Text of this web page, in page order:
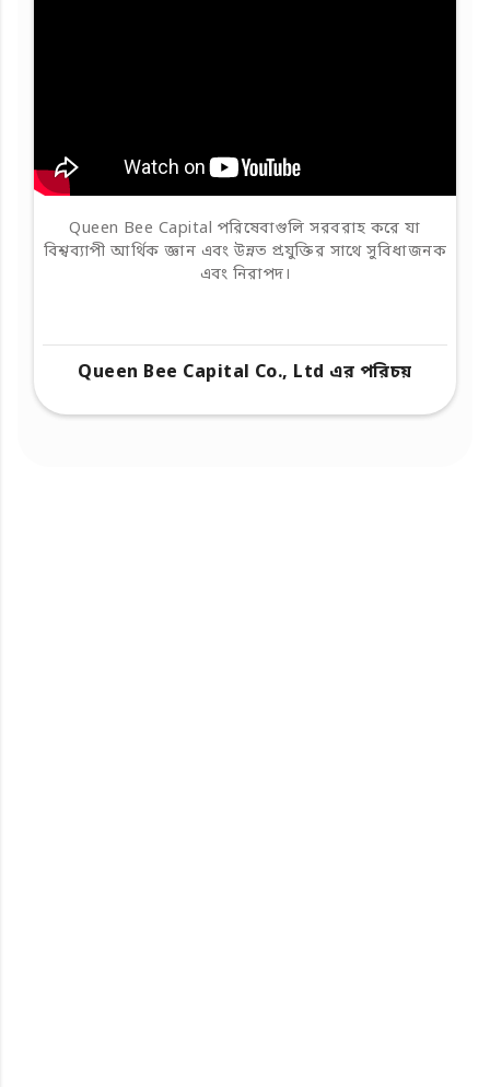
Queen Bee Capital পরিষেবাগুলি সরবরাহ করে যা
বিশ্বব্যাপী আর্থিক জ্ঞান এবং উন্নত প্রযুক্তির সাথে সুবিধাজনক
এবং নিরাপদ।
Queen Bee Capital Co., Ltd এর পরিচয়